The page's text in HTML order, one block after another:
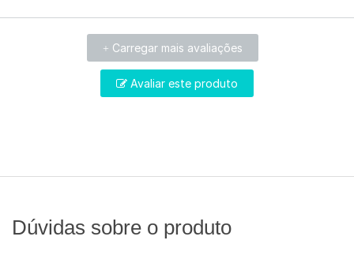
+ Carregar mais avaliações
Avaliar este produto
Dúvidas sobre o produto